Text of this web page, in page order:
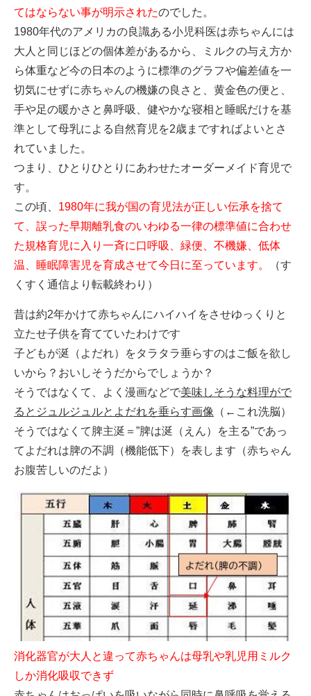
てはならない事が明示されたのでした。
1980年代のアメリカの良識ある小児科医は赤ちゃんには
大人と同じほどの個体差があるから、ミルクの与え方か
ら体重など今の日本のように標準のグラフや偏差値を一
切気にせずに赤ちゃんの機嫌の良さと、黄金色の便と、
手や足の暖かさと鼻呼吸、健やかな寝相と睡眠だけを基
準として母乳による自然育児を2歳まですればよいとさ
れていました。
つまり、ひとりひとりにあわせたオーダーメイド育児で
す。
この頃、 1980年に我が国の育児法が正しい伝承を捨て
て、誤った早期離乳食のいわゆる一律の標準値に合わせ
た規格育児に入り一斉に口呼吸、緑便、不機嫌、低体
温、睡眠障害児を育成させて今日に至っています。
（す
くすく通信より転載終わり）
昔は約2年かけて赤ちゃんにハイハイをさせゆっくりと
立たせ子供を育てていたわけです
子どもが涎（よだれ）をタラタラ垂らすのはご飯を欲し
いから？おいしそうだからでしょうか？
そうではなくて、よく漫画などで美味しそうな料理がで
るとジュルジュルとよだれを垂らす画像 （←これ洗脳）
そうではなくて脾主涎＝”脾は涎（えん）を主る”であっ
てよだれは脾の不調（機能低下）を表します（赤ちゃん
お腹苦しいのだよ）
消化器官が大人と違って赤ちゃんは母乳や乳児用ミルク
しか消化吸収できず